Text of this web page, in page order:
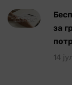
за
14